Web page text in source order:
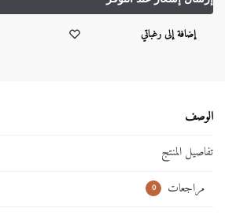
إضافة إلى رغباتي
الوصف
تفاصيل المنتج
مراجعات
0